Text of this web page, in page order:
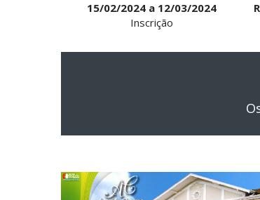
15/02/2024 a 12/03/2024
Inscrição